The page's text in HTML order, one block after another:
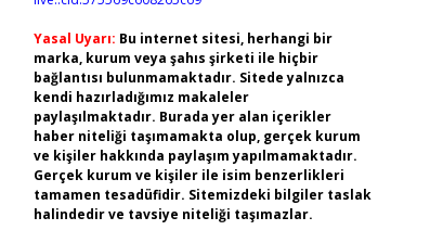
Yasal Uyarı: Bu internet sitesi, herhangi bir
marka, kurum veya şahıs şirketi ile hiçbir
bağlantısı bulunmamaktadır. Sitede yalnızca
kendi hazırladığımız makaleler
paylaşılmaktadır. Burada yer alan içerikler
haber niteliği taşımamakta olup, gerçek kurum
ve kişiler hakkında paylaşım yapılmamaktadır.
Gerçek kurum ve kişiler ile isim benzerlikleri
tamamen tesadüfidir. Sitemizdeki bilgiler taslak
halindedir ve tavsiye niteliği taşımazlar.